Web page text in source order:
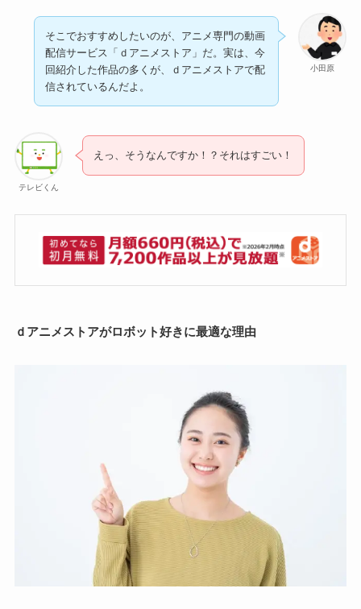
小田原
そこでおすすめしたいのが、アニメ専門の動画
配信サービス「ｄアニメストア」だ。実は、今
回紹介した作品の多くが、ｄアニメストアで配
信されているんだよ。
テレビくん
えっ、そうなんですか！？それはすごい！
ｄアニメストアがロボット好きに最適な理由